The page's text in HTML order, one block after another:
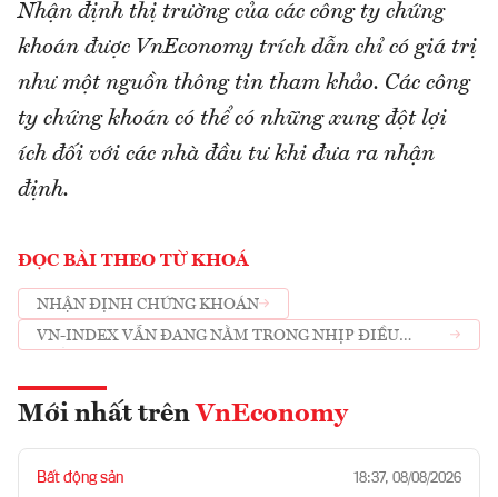
Nhận định thị trường của các công ty chứng
khoán được VnEconomy trích dẫn chỉ có giá trị
như một nguồn thông tin tham khảo. Các công
ty chứng khoán có thể có những xung đột lợi
ích đối với các nhà đầu tư khi đưa ra nhận
định.
ĐỌC BÀI THEO TỪ KHOÁ
NHẬN ĐỊNH CHỨNG KHOÁN
VN-INDEX VẪN ĐANG NẰM TRONG NHỊP ĐIỀU
Mới nhất trên VnEconomy
Bất động sản 18:37, 08/08/2026